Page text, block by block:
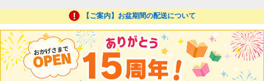
【ご案内】お盆期間の配送について